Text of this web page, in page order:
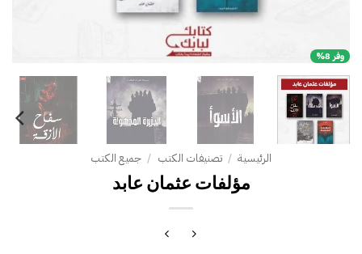
وفر 8%
الرئيسية / تصنيفات الكتب / جميع الكتب
مؤلفات عثمان عابد